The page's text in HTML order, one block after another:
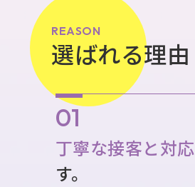
REASON
選ばれる理由
丁寧な接客と対応
す。